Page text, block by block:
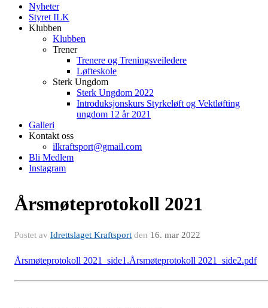
Nyheter
Styret ILK
Klubben
Klubben
Trener
Trenere og Treningsveiledere
Løfteskole
Sterk Ungdom
Sterk Ungdom 2022
Introduksjonskurs Styrkeløft og Vektløfting
ungdom 12 år 2021
Galleri
Kontakt oss
ilkraftsport@gmail.com
Bli Medlem
Instagram
Årsmøteprotokoll 2021
Postet av Idrettslaget Kraftsport den 16. mar 2022
Årsmøteprotokoll 2021_side1.Årsmøteprotokoll 2021_side2.pdf